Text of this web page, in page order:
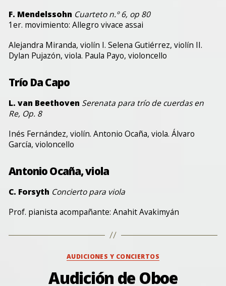
F. Mendelssohn Cuarteto n.º 6, op 80
1er. movimiento: Allegro vivace assai
Alejandra Miranda, violín I. Selena Gutiérrez, violín II.
Dylan Pujazón, viola. Paula Payo, violoncello
Trío Da Capo
L. van Beethoven Serenata para trío de cuerdas en
Re, Op. 8
Inés Fernández, violín. Antonio Ocaña, viola. Álvaro
García, violoncello
Antonio Ocaña, viola
C. Forsyth Concierto para viola
Prof. pianista acompañante: Anahit Avakimyán
Categorías
AUDICIONES Y CONCIERTOS
Audición de Oboe